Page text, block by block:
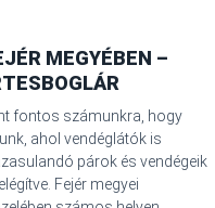
MEGYÉBEN –
fontos számunkra, hogy
ahol vendéglátók is
párok és vendégeik
Fejér megyei